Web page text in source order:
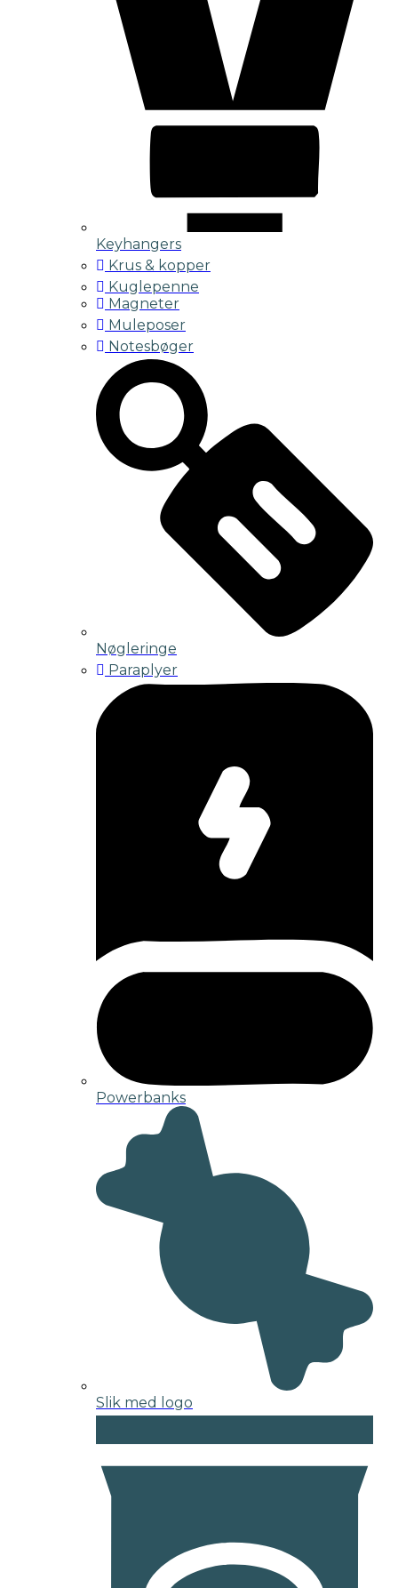
Keyhangers
Krus & kopper
Kuglepenne
Magneter
Muleposer
Notesbøger
Nøgleringe
Paraplyer
Powerbanks
Slik med logo